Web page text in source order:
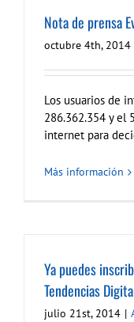
Nota de prensa
octubre 4th, 2014
Los usuarios de
286.362.354 y el
internet para
Más información
Ya puedes
Tendencias
julio 21st, 2014 |